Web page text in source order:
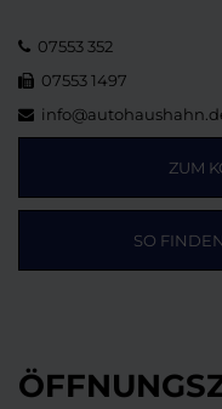
07553 352
07553 1497
ZUM
SO